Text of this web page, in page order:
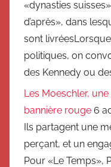
«dynasties
d’après», dans
sont
politiques, on
des Kennedy ou
Les Moeschler,
bannière rouge 6
Ils partagent une
perçant, et un
Pour «Le Temps»,